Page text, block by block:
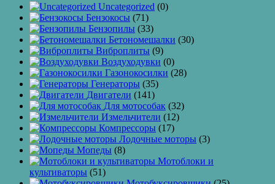
Uncategorized (0)
Бензокосы (71)
Бензопилы (33)
Бетономешалки (30)
Виброплиты (9)
Воздуходувки (0)
Газонокосилки (28)
Генераторы (35)
Двигатели (141)
Для мотособак (32)
Измельчители (12)
Компрессоры (17)
Лодочные моторы (3)
Мопеды (8)
Мотоблоки и
культиваторы (51)